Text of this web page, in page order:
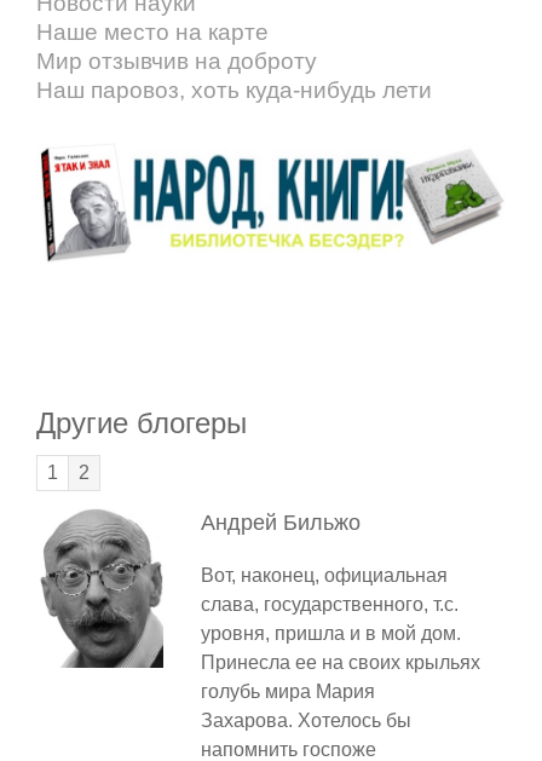
Наше место на карте
Мир отзывчив на доброту
Наш паровоз, хоть куда-нибудь лети
Другие блогеры
1 2
Андрей Бильжо
Вот, наконец, официальная
слава, государственного, т.с.
уровня, пришла и в мой дом.
Принесла ее на своих крыльях
голубь мира Мария
Захарова. Хотелось бы
напомнить госпоже